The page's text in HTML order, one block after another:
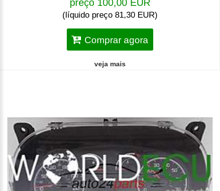
preço 100,00 EUR
(líquido preço 81,30 EUR)
Comprar agora
veja mais